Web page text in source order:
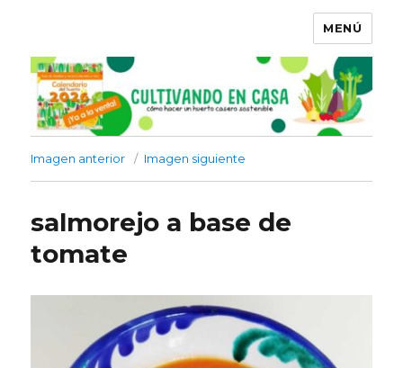
MENÚ
Imagen anterior Imagen siguiente
salmorejo a base de
tomate